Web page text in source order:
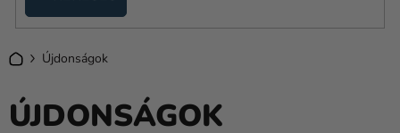
sátrak
Kanekalon
Hélium
és
KezdőlapÚjdonságok
ÚJDONSÁGOK